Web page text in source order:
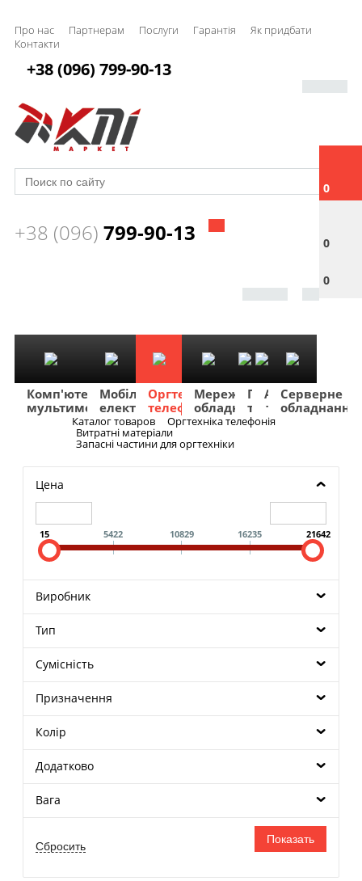
Про нас Партнерам Послуги Гарантія
Як придбати
Контакти
0
0
0
+38 (096) 799-90-13
+38 (096) 799-90-13
Комп'ютери
мультимедіа
Мобільна
електроніка
Оргтехніка
телефонія
Мережеве
обладнання
Побутова
техніка
TV
та
Аудіо
Фото
та
відео
Авто
та
навігація
Серверне
обладнання
Каталог товаров Оргтехніка телефонія
Витратні матеріали
Запасні частини для оргтехніки
Цена
15 5422 10829 16235 21642
Виробник
Тип
Сумісність
Призначення
Колір
Додатково
Вага